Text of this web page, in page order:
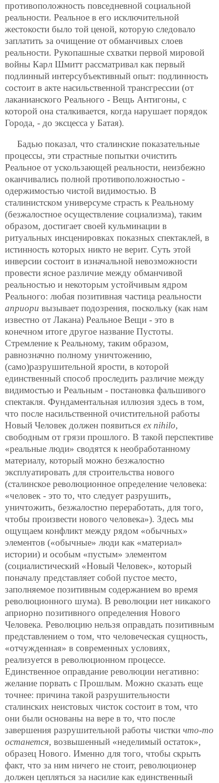
противоположность повседневной социальной
реальности. Реальное в его исключительной
жестокости было той ценой, которую следовало
заплатить за очищение от обманчивых слоев
реальности. Рукопашные схватки первой мировой
войны Карл Шмитт рассматривал как первый
подлинный интерсубъективный опыт: подлинность
состоит в акте насильственной трансгрессии (от
лаканианского Реального - Вещь Антигоны, с
которой она сталкивается, когда нарушает порядок
Города, - до эксцесса у Батая).
Бадью показал, что сталинские показательные
процессы, эти страстные попытки очистить
Реальное от ускользающей реальности, неизбежно
оканчивались полной противоположностью -
одержимостью чистой видимостью. В
сталинистском универсуме страсть к Реальному
(безжалостное осуществление социализма), таким
образом, достигает своей кульминации в
ритуальных инсценировках показных спектаклей, в
истинность которых никто не верит. Суть этой
инверсии состоит в изначальной невозможности
провести ясное различие между обманчивой
реальностью и некоторым устойчивым ядром
Реального: любая позитивная частица реальности
априори вызывает подозрения, поскольку (как нам
известно от Лакана) Реальное Вещи - это в
конечном итоге другое название Пустоты.
Стремление к Реальному, таким образом,
равнозначно полному уничтожению,
(само)разрушительной ярости, в которой
единственный способ проследить различие между
видимостью и Реальным - постановка фальшивого
спектакля. Фундаментальная иллюзия здесь в том,
что после насильственной очистительной работы
Новый Человек должен появиться ex nihilo,
свободным от грязи прошлого. В такой перспективе
«реальные люди» сводятся к необработанному
материалу, который можно безжалостно
эксплуатировать для строительства нового
(сталинское революционное определение человека:
«человек - это то, что следует разрушить,
уничтожить, безжалостно переработать, для того,
чтобы произвести нового человека»). Здесь мы
ощущаем конфликт между рядом «обычных»
элементов («обычные» люди как «материал»
истории) и особым «пустым» элементом
(социалистический «Новый Человек», который
поначалу представляет собой пустое место,
заполняемое позитивным содержанием во время
революционного шума). В революции нет никакого
априорно позитивного определения Нового
Человека. Революцию нельзя оправдать позитивным
представлением о том, что человеческая сущность,
«отчужденная» в современных условиях,
реализуется в революционном процессе.
Единственное оправдание революции негативно:
желание порвать с Прошлым. Можно сказать еще
точнее: причина такой разрушительности
сталинских неистовых чисток состоит в том, что
они были основаны на вере в то, что после
завершения разрушительной работы чистки что-то
останется, возвышенный «неделимый остаток»,
образец Нового. Именно для того, чтобы скрыть
факт, что за ним ничего не стоит, революционер
должен цепляться за насилие как единственный